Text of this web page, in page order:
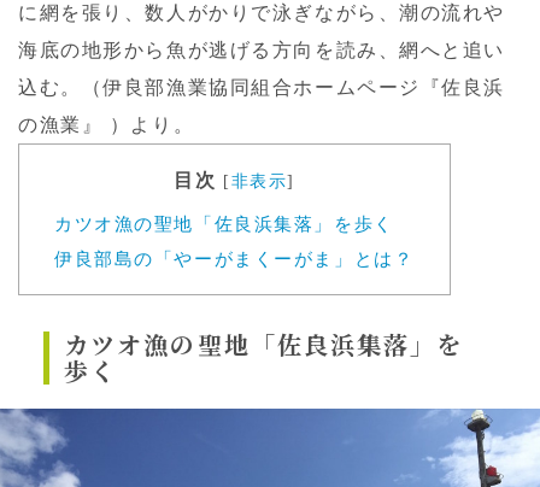
に網を張り、数人がかりで泳ぎながら、潮の流れや
海底の地形から魚が逃げる方向を読み、網へと追い
込む。（伊良部漁業協同組合ホームページ『佐良浜
の漁業』 ）より。
目次 [非表示]
カツオ漁の聖地「佐良浜集落」を歩く
伊良部島の「やーがまくーがま」とは？
カツオ漁の聖地「佐良浜集落」を
歩く